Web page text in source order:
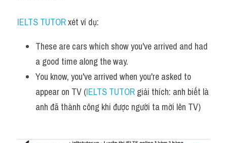
IELTS TUTOR xét ví dụ:
These are cars which show you've arrived and had
a good time along the way.
You know, you've arrived when you're asked to
appear on TV (IELTS TUTOR giải thích: anh biết là
anh đã thành công khi được người ta mời lên TV)